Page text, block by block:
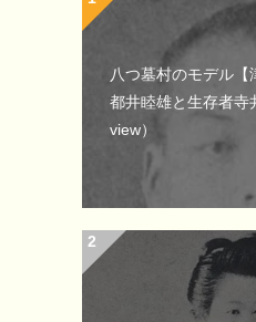
八つ墓村のモデル【
都井睦雄と生存者寺
view）